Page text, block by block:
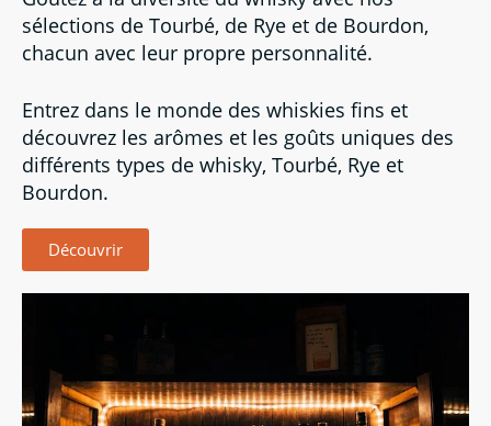
sélections de Tourbé, de Rye et de Bourdon,
chacun avec leur propre personnalité.
Entrez dans le monde des whiskies fins et
découvrez les arômes et les goûts uniques des
différents types de whisky, Tourbé, Rye et
Bourdon.
Découvrir